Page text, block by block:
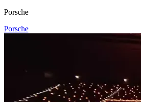
Porsche
Porsche